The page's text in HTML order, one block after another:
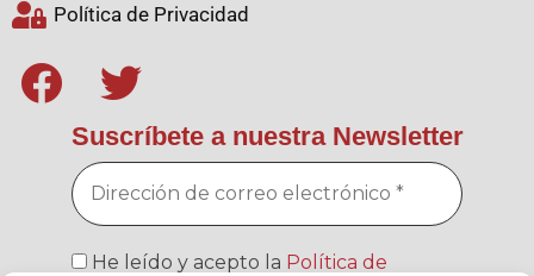
Política de Privacidad
Suscríbete a nuestra Newsletter
He leído y acepto la Política de